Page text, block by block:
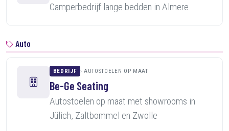
Camperbedrijf lange bedden in Almere
Auto
BEDRIJF AUTOSTOELEN OP MAAT
Be-Ge Seating
Autostoelen op maat met showrooms in
Jülich, Zaltbommel en Zwolle